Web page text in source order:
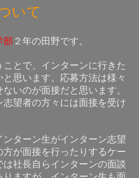
いて
部 ２年の田野です。
とで、インターンに行きた
思います。応募方法は様々
いのが面接だと思います。
望者の方々には面接を受け
ターン生がインターン志望
が面接を行ったりするケー
社長自らインターンの面談